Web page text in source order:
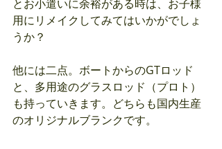
とお小遣いに余裕がある時は、お子様
用にリメイクしてみてはいかがでしょ
うか？
他には二点。ボートからのGTロッド
と、多用途のグラスロッド（プロト）
も持っていきます。どちらも国内生産
のオリジナルブランクです。